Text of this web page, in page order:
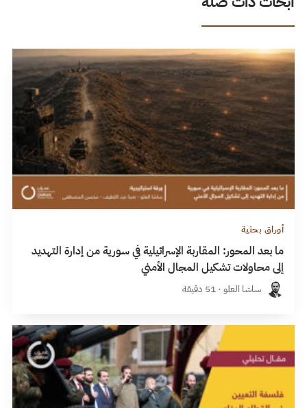
أوراق بحثية
ما بعد المحور: المقاربة الإسرائيلية في سورية من إدارة التهديد
إلى محاولات تشكيل المجال الأمني
ساشا العلو · 51 دقيقة